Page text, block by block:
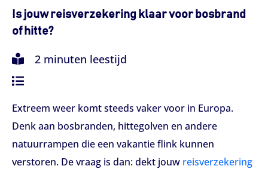
Is jouw reisverzekering klaar voor bosbrand
of hitte?
2 minuten leestijd
Extreem weer komt steeds vaker voor in Europa.
Denk aan bosbranden, hittegolven en andere
natuurrampen die een vakantie flink kunnen
verstoren. De vraag is dan: dekt jouw reisverzekering